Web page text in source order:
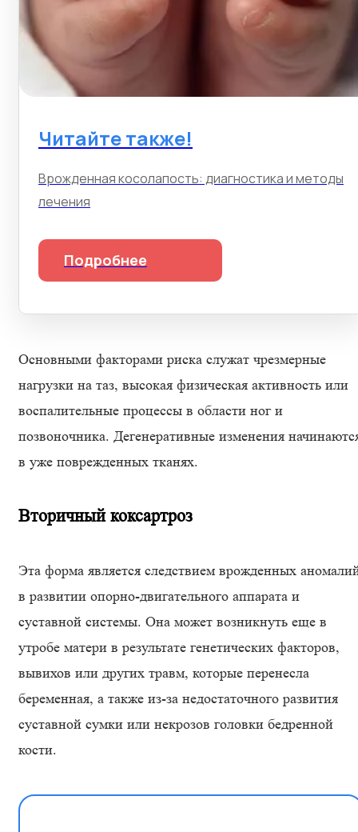
Читайте также!
Врожденная косолапость: диагностика и методы
лечения
Подробнее
Основными факторами риска служат чрезмерные
нагрузки на таз, высокая физическая активность или
воспалительные процессы в области ног и
позвоночника. Дегенеративные изменения
в уже поврежденных тканях.
Вторичный коксартроз
Эта форма является следствием врожденных
в развитии опорно-двигательного аппарата и
суставной системы. Она может возникнуть еще в
утробе матери в результате генетических факторов,
вывихов или других травм, которые перенесла
беременная, а также из-за недостаточного развития
суставной сумки или некрозов головки бедренной
кости.